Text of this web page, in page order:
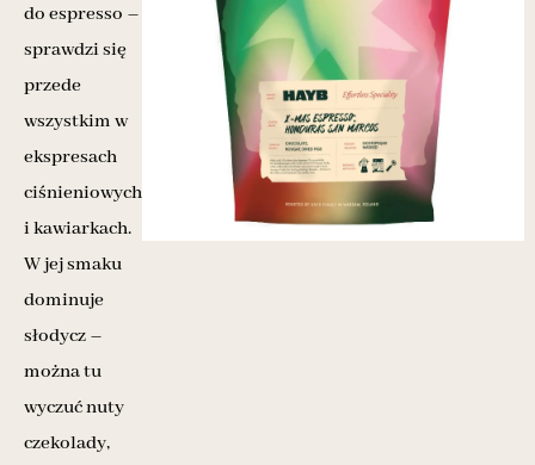
do espresso –
sprawdzi się
przede
wszystkim w
ekspresach
ciśnieniowych
i kawiarkach.
W jej smaku
dominuje
słodycz –
można tu
wyczuć nuty
czekolady,